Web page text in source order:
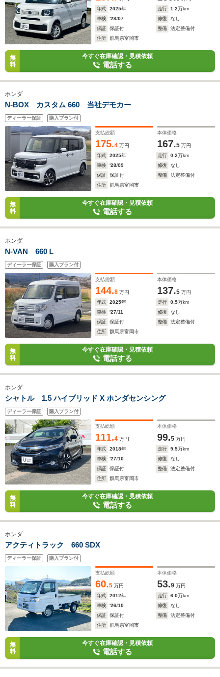
年式
2025年 走行 1.2万km
車検
'28/07 修復
なし
保証
保証付 整備
法定整備付
住所
群馬県富岡市
無
料
今すぐ在庫確認・見積依頼
電話する
ホンダ
N-BOX カスタム 660 当社デモカー
ディーラー保証 購入プラン付
支払総額
175.4 万円
本体価格
167.5 万円
年式
2025年 走行 0.2万km
車検
'28/09 修復
なし
保証
保証付 整備
法定整備付
住所
群馬県富岡市
無
料
今すぐ在庫確認・見積依頼
電話する
ホンダ
N-VAN 660 L
ディーラー保証 購入プラン付
支払総額
144.8 万円
本体価格
137.5 万円
年式
2025年 走行 0.5万km
車検
'27/11 修復
なし
保証
保証付 整備
法定整備付
住所
群馬県富岡市
無
料
今すぐ在庫確認・見積依頼
電話する
ホンダ
シャトル 1.5 ハイブリッド X ホンダセンシング
ディーラー保証 購入プラン付
支払総額
111.4 万円
本体価格
99.5 万円
年式
2018年 走行 9.5万km
車検
'27/10 修復
なし
保証
保証付 整備
法定整備付
住所
群馬県富岡市
無
料
今すぐ在庫確認・見積依頼
電話する
ホンダ
アクティトラック 660 SDX
ディーラー保証 購入プラン付
支払総額
60.5 万円
本体価格
53.9 万円
年式
2012年 走行 6.0万km
車検
'26/10 修復
なし
保証
保証付 整備
法定整備付
住所
群馬県富岡市
無
料
今すぐ在庫確認・見積依頼
電話する